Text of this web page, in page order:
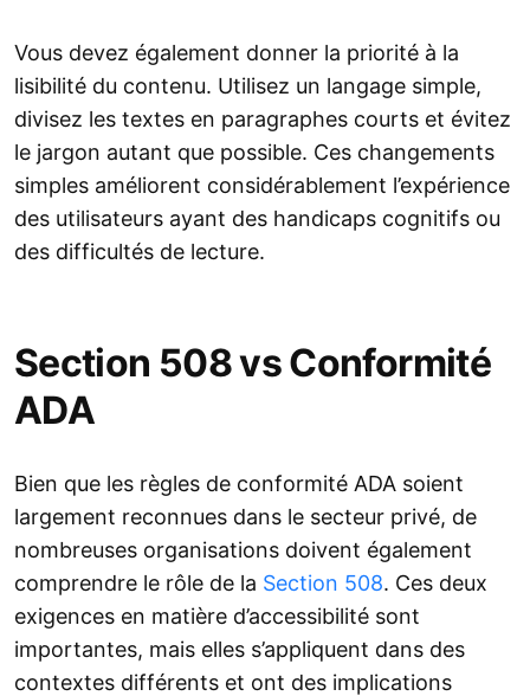
Vous devez également donner la priorité à la
lisibilité du contenu. Utilisez un langage simple,
divisez les textes en paragraphes courts et évitez
le jargon autant que possible. Ces changements
simples améliorent considérablement l’expérience
des utilisateurs ayant des handicaps cognitifs ou
des difficultés de lecture.
Section 508 vs Conformité
ADA
Bien que les règles de conformité ADA soient
largement reconnues dans le secteur privé, de
nombreuses organisations doivent également
comprendre le rôle de la Section 508. Ces deux
exigences en matière d’accessibilité sont
importantes, mais elles s’appliquent dans des
contextes différents et ont des implications